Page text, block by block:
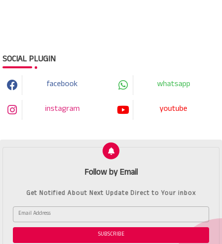
SOCIAL PLUGIN
facebook whatsapp
instagram youtube
Follow by Email
Get Notified About Next Update Direct to Your inbox